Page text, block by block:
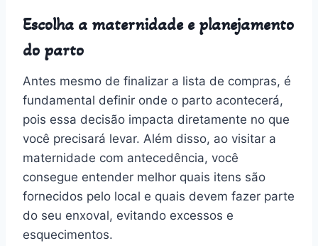
Escolha a maternidade e planejamento
do parto
Antes mesmo de finalizar a lista de compras, é
fundamental definir onde o parto acontecerá,
pois essa decisão impacta diretamente no que
você precisará levar. Além disso, ao visitar a
maternidade com antecedência, você
consegue entender melhor quais itens são
fornecidos pelo local e quais devem fazer parte
do seu enxoval, evitando excessos e
esquecimentos.